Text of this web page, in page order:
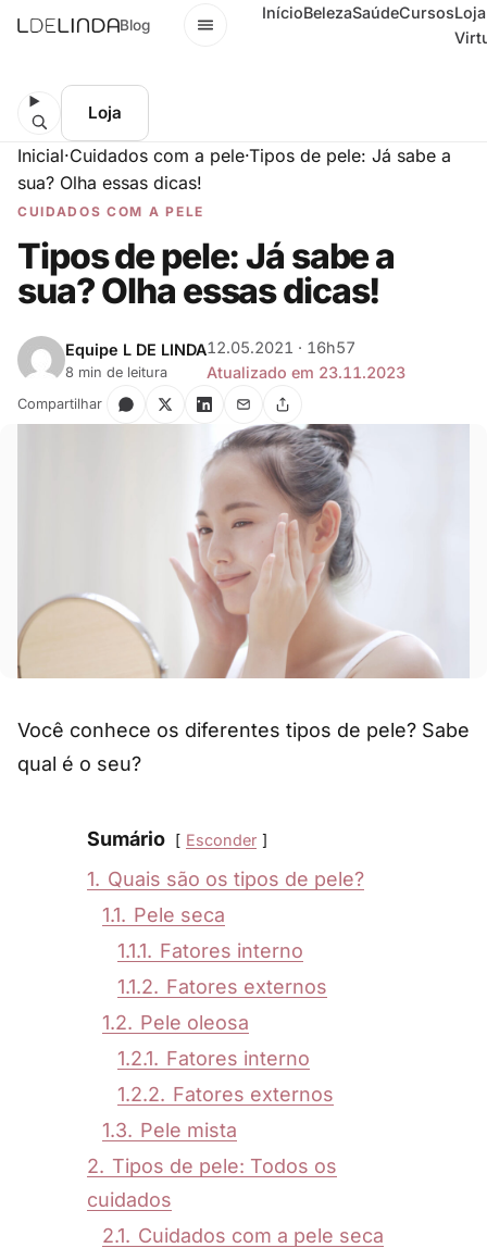
Blog Menu InícioBelezaSaúdeCursosLoja
Loja
Inicial·Cuidados com a pele·Tipos de pele: Já sabe a
sua? Olha essas dicas!
CUIDADOS COM A PELE
Tipos de pele: Já sabe a
sua? Olha essas dicas!
Equipe L DE LINDA
8 min de leitura
12.05.2021 · 16h57
Atualizado em 23.11.2023
Compartilhar
Você conhece os diferentes tipos de pele? Sabe
qual é o seu?
Sumário Esconder
1. Quais são os tipos de pele?
1.1. Pele seca
1.1.1. Fatores interno
1.1.2. Fatores externos
1.2. Pele oleosa
1.2.1. Fatores interno
1.2.2. Fatores externos
1.3. Pele mista
2. Tipos de pele: Todos os
cuidados
2.1. Cuidados com a pele seca